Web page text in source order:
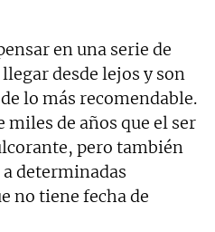
en una serie de
desde lejos y son
lo más recomendable.
miles de años que el ser
pero también
determinadas
no tiene fecha de